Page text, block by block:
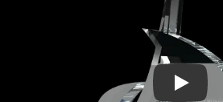
Play